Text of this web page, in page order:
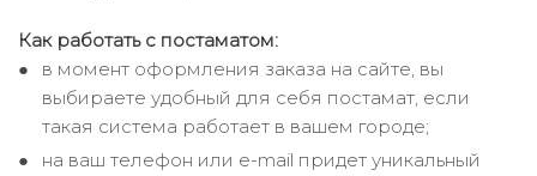
Как работать с постаматом:
в момент оформления заказа на сайте, вы
выбираете удобный для себя постамат, если
такая система работает в вашем городе;
на ваш телефон или e-mail придет уникальный